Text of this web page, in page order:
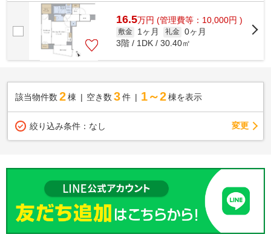
ます。あなたの光に満ちた新生活を茗荷...
16.5万円 (管理費等：10,000円 )
敷金 1ヶ月 礼金 0ヶ月
3階 / 1DK / 30.40㎡
該当物件数 2棟 空き数 3 件 1～2 棟を表示
絞り込み条件： なし 変更